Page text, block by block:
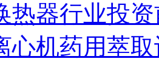
热器行业投
心机药用萃